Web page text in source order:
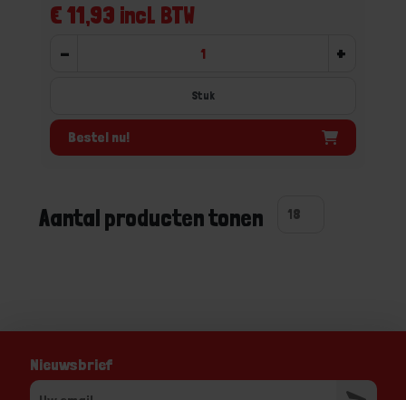
€ 11,93 incl. BTW
- +
Stuk
Bestel nu!
Aantal producten tonen
Nieuwsbrief